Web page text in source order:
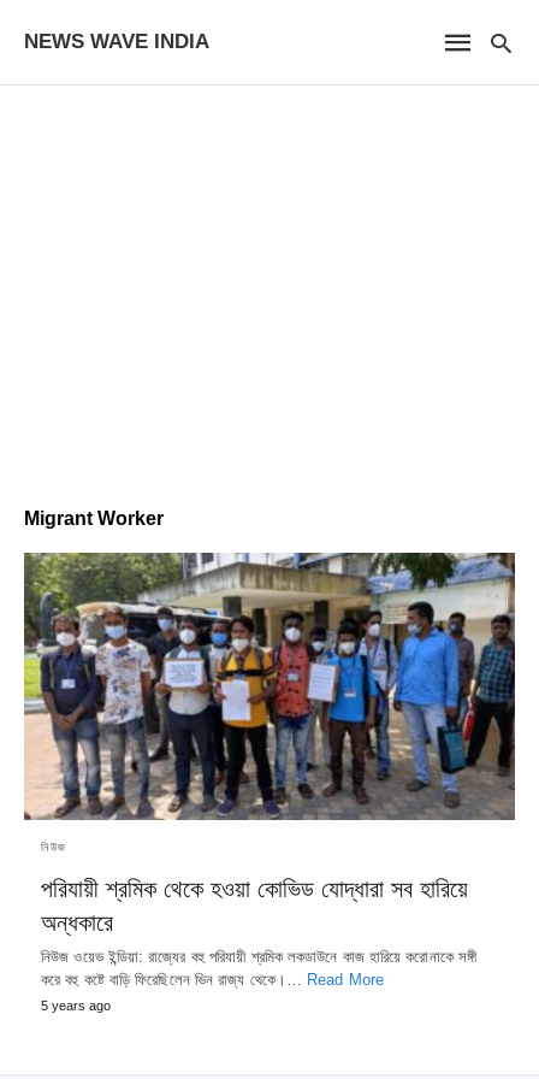
NEWS WAVE INDIA
Migrant Worker
নিউজ
পরিযায়ী শ্রমিক থেকে হওয়া কোভিড যোদ্ধারা সব হারিয়ে
অন্ধকারে
নিউজ ওয়েভ ইন্ডিয়া: রাজ্যের বহু পরিযায়ী শ্রমিক লকডাউনে কাজ হারিয়ে করোনাকে সঙ্গী
করে বহু কষ্টে বাড়ি ফিরেছিলেন ভিন রাজ্য থেকে।… Read More
5 years ago